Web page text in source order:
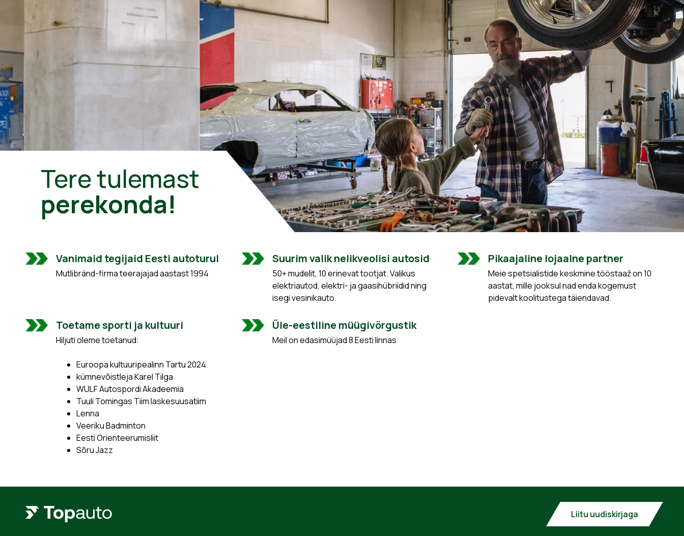
Tere tulemast
perekonda!
Vanimaid tegijaid Eesti autoturul
Mutlibränd-firma teerajajad aastast 1994
Suurim valik nelikveolisi autosid
50+ mudelit, 10 erinevat tootjat. Valikus
elektriautod, elektri- ja gaasihübriidid ning
isegi vesinikauto.
Pikaajaline lojaalne partner
Meie spetsialistide keskmine tööstaaž on 10
aastat, mille jooksul nad enda kogemust
pidevalt koolitustega täiendavad.
Toetame sporti ja kultuuri
Hiljuti oleme toetanud:
Euroopa kultuuripealinn Tartu 2024
kümnevõistleja Karel Tilga
WULF Autospordi Akadeemia
Tuuli Tomingas Tiim laskesuusatiim
Lenna
Veeriku Badminton
Eesti Orienteerumisliit
Sõru Jazz
Üle-eestiline müügivõrgustik
Meil on edasimüüjad 8 Eesti linnas
Liitu uudiskirjaga